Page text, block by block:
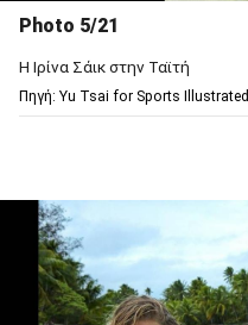
Photo 5/21
Η Ιρίνα Σάικ στην Ταϊτή
Πηγή: Υu Tsai for Sports Illustrated